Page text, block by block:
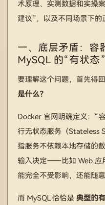
术原理、实测数据和实操
建议”，以及不同场景下的
一、底层矛盾：容
MySQL 的“有状态
要理解这个问题，首先得回
是什么？
Docker 官网明确定义：“
行无状态服务（Stateless
指服务不依赖本地存储的
输入决定——比如 Web 应
能完全不受影响，还能随意
而 MySQL 恰恰是 典型的